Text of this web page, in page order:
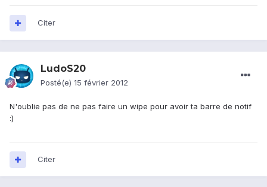
Citer
LudoS20
Posté(e) 15 février 2012
N'oublie pas de ne pas faire un wipe pour avoir ta barre de notif
:)
Citer